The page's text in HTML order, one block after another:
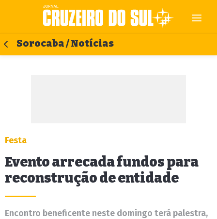
Sorocaba / Notícias
Festa
Evento arrecada fundos para
reconstrução de entidade
Encontro beneficente neste domingo terá palestra,